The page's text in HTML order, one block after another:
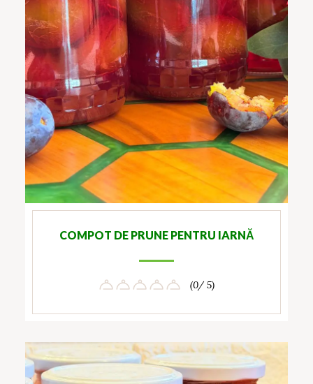
COMPOT DE PRUNE PENTRU IARNĂ
(0/ 5)